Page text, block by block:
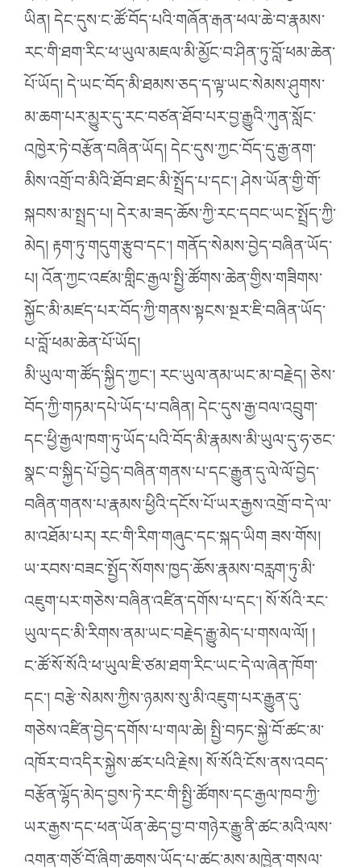
ཡིན། དེང་དུས་ང་ཚོ་བོད་པའི་གཞོན་རྒན་ཕལ་ཆེ་བ་རྣམས་
རང་གི་ཐག་རིང་ཕ་ཡུལ་མཇལ་མི་མྱོང་བ་ཤིན་ཏུ་བློ་ཕམ་ཆེན་
པོ་ཡོད། དེ་ཡང་བོད་མི་ཐམས་ཅད་ད་ལྟ་ཡང་སེམས་ཤུགས་
མ་ཆག་པར་མྱུར་དུ་རང་བཙན་ཐོབ་པར་བྱ་རྒྱུའི་ཀུན་སློང་
འཁྱེར་ཏེ་བརྩོན་བཞིན་ཡོད། དེང་དུས་ཀྱང་བོད་དུ་རྒྱ་ནག་
མིས་འགྲོ་བ་མིའི་ཐོབ་ཐང་མི་སྤྲོད་པ་དང༌། ཤེས་ཡོན་གྱི་གོ་
སྐབས་མ་སྤྲད་པ། དེར་མ་ཟད་ཆོས་ཀྱི་རང་དབང་ཡང་སྤྲོད་ཀྱི་
མེད། རྟག་ཏུ་གདུག་རྩུབ་དང༌། གནོད་སེམས་བྱེད་བཞིན་ཡོད་
པ། འོན་ཀྱང་འཛམ་གླིང་རྒྱལ་སྤྱི་ཚོགས་ཆེན་གྱིས་གཟིགས་
སྐྱོང་མི་མཛད་པར་བོད་ཀྱི་གནས་སྟངས་སྔར་ཇི་བཞིན་ཡོད་
པ་བློ་ཕམ་ཆེན་པོ་ཡོད།
མི་ཡུལ་ག་ཚོད་སྐྱིད་ཀྱང༌། རང་ཡུལ་ནམ་ཡང་མ་བརྗེད། ཅེས་
བོད་ཀྱི་གཏམ་དཔེ་ཡོད་པ་བཞིན། དེང་དུས་རྒྱ་བལ་འབྲུག་
དང་ཕྱི་རྒྱལ་ཁག་ཏུ་ཡོད་པའི་བོད་མི་རྣམས་མི་ཡུལ་དུ་ཧ་ཅང་
སྣང་བ་སྐྱིད་པོ་བྱེད་བཞིན་གནས་པ་དང་རྒྱུན་དུ་ལེ་ལོ་བྱེད་
བཞིན་གནས་པ་རྣམས་ཕྱིའི་དངོས་པོ་ཡར་རྒྱས་འགྲོ་བ་དེ་ལ་
མ་འཐོམ་པར། རང་གི་རིག་གཞུང་དང་སྐད་ཡིག ཟས་གོས།
ཡ་རབས་བཟང་སྤྱོད་སོགས་ཁྱད་ཆོས་རྣམས་བརླག་ཏུ་མི་
འཇུག་པར་གཅེས་བཞིན་འཛིན་དགོས་པ་དང༌། སོ་སོའི་རང་
ཡུལ་དང་མི་རིགས་ནམ་ཡང་བརྗེད་རྒྱུ་མེད་པ་གསལ་ལོ། །
ང་ཚོ་སོ་སོའི་ཕ་ཡུལ་ཇི་ཙམ་ཐག་རིང་ཡང་དེ་ལ་ཞེན་ཁོག་
དང༌། བརྩེ་སེམས་ཀྱིས་ཉམས་སུ་མི་འཇུག་པར་རྒྱུན་དུ་
གཅེས་འཛིན་བྱེད་དགོས་པ་གལ་ཆེ། སྤྱི་བཏང་སྐྱེ་བོ་ཚང་མ་
འཁོར་བ་འདིར་སྐྱེས་ཚར་པའི་རྗེས། སོ་སོའི་ངོས་ནས་འབད་
བརྩོན་ལྷོད་མེད་བྱས་ཏེ་རང་གི་སྤྱི་ཚོགས་དང་རྒྱལ་ཁབ་ཀྱི་
ཡར་རྒྱས་དང་ཕན་ཡོན་ཆེད་བྱ་བ་གཉེར་རྒྱུ་ནི་ཚང་མའི་ལས་